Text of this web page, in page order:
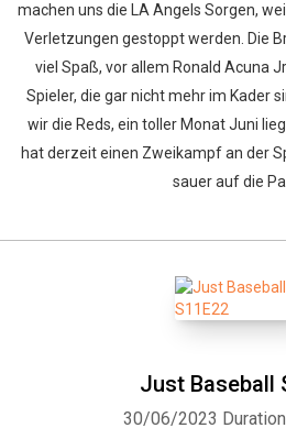
machen uns die LA Angels Sorgen,
Verletzungen gestoppt werden. Die
viel Spaß, vor allem Ronald Acuna
Spieler, die gar nicht mehr im Kader
wir die Reds, ein toller Monat Juni
hat derzeit einen Zweikampf an der
sauer auf die
Just Baseball
30/06/2023